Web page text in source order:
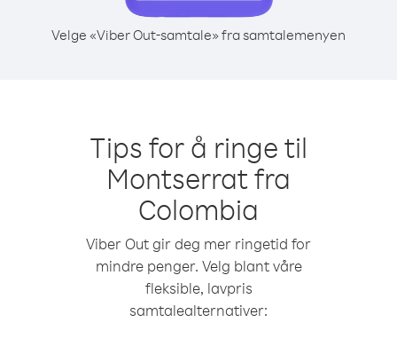
Velge «Viber Out-samtale» fra samtalemenyen
Tips for å ringe til
Montserrat fra
Colombia
Viber Out gir deg mer ringetid for
mindre penger. Velg blant våre
fleksible, lavpris
samtalealternativer: